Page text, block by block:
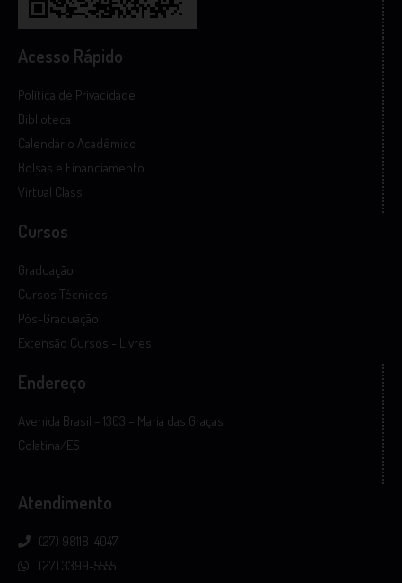
Acesso Rápido
Política de Privacidade
Biblioteca
Calendário Acadêmico
Bolsas e Financiamento
Virtual Class
Cursos
Graduação
Cursos Técnicos
Pós-Graduação
Extensão Cursos - Livres
Endereço
Avenida Brasil – 1303 – Maria das Graças
Colatina/ES
Atendimento
(27) 98118-4047
(27) 3399-5555